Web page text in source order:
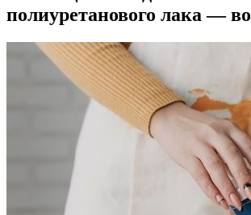
полиуретанового лака —